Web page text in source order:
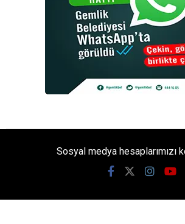
Sosyal medya hesaplarımızı